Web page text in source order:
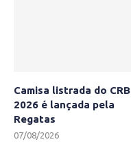
Camisa listrada do CRB
2026 é lançada pela
Regatas
07/08/2026